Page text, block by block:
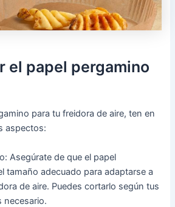
el papel pergamino
para tu freidora de aire, ten en
aspectos:
Asegúrate de que el papel
tamaño adecuado para adaptarse a
de aire. Puedes cortarlo según tus
necesario.